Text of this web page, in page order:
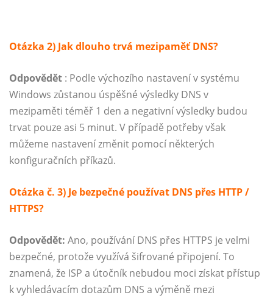
Otázka 2) Jak dlouho trvá mezipaměť DNS?
Odpovědět : Podle výchozího nastavení v systému
Windows zůstanou úspěšné výsledky DNS v
mezipaměti téměř 1 den a negativní výsledky budou
trvat pouze asi 5 minut. V případě potřeby však
můžeme nastavení změnit pomocí některých
konfiguračních příkazů.
Otázka č. 3) Je bezpečné používat DNS přes HTTP /
HTTPS?
Odpovědět: Ano, používání DNS přes HTTPS je velmi
bezpečné, protože využívá šifrované připojení. To
znamená, že ISP a útočník nebudou moci získat přístup
k vyhledávacím dotazům DNS a výměně mezi